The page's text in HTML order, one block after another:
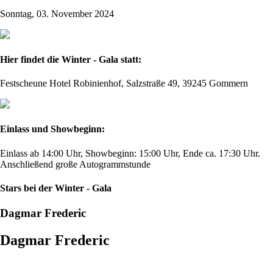
Sonntag, 03. November 2024
Hier findet die Winter - Gala statt:
Festscheune Hotel Robinienhof, Salzstraße 49, 39245 Gommern
Einlass und Showbeginn:
Einlass ab 14:00 Uhr, Showbeginn: 15:00 Uhr, Ende ca. 17:30 Uhr.
Anschließend große Autogrammstunde
Stars bei der Winter - Gala
Dagmar Frederic
Dagmar Frederic